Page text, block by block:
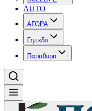
AUTO
ΑΓΟΡΑ
Γηπεδο
Παραθυρο